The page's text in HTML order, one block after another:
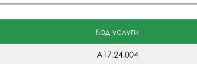
Код услуги
A17.24.004